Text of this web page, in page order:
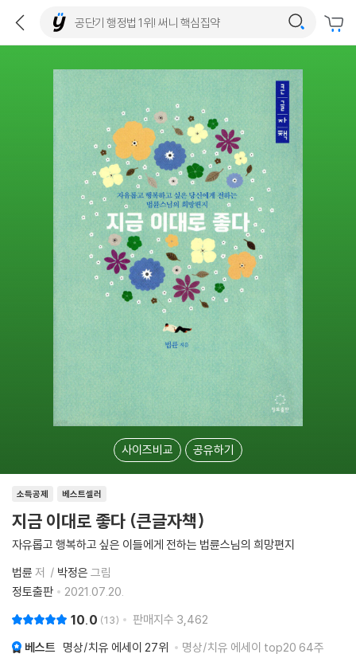
사이즈비교 공유하기
소득공제 베스트셀러
지금 이대로 좋다 (큰글자책)
자유롭고 행복하고 싶은 이들에게 전하는 법륜스님의 희망편지
법륜 저 박정은 그림
정토출판
2021.07.20.
10.0 13 판매지수 3,462
베스트 명상/치유 에세이 27위 명상/치유 에세이 top20 64주